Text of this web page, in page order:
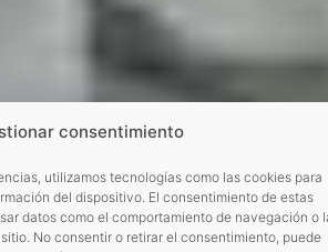
consentimiento
utilizamos tecnologías como las cookies para
del dispositivo. El consentimiento de estas
datos como el comportamiento de navegación o
No consentir o retirar el consentimiento, puede